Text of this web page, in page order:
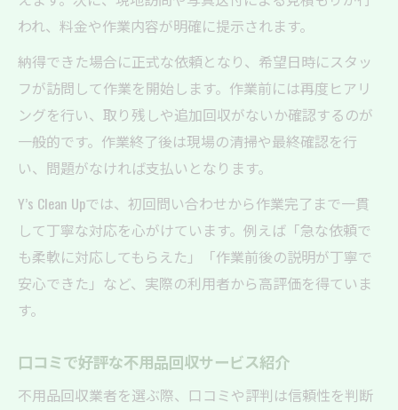
われ、料金や作業内容が明確に提示されます。
納得できた場合に正式な依頼となり、希望日時にスタッ
フが訪問して作業を開始します。作業前には再度ヒアリ
ングを行い、取り残しや追加回収がないか確認するのが
一般的です。作業終了後は現場の清掃や最終確認を行
い、問題がなければ支払いとなります。
Y’s Clean Upでは、初回問い合わせから作業完了まで一貫
して丁寧な対応を心がけています。例えば「急な依頼で
も柔軟に対応してもらえた」「作業前後の説明が丁寧で
安心できた」など、実際の利用者から高評価を得ていま
す。
口コミで好評な不用品回収サービス紹介
不用品回収業者を選ぶ際、口コミや評判は信頼性を判断